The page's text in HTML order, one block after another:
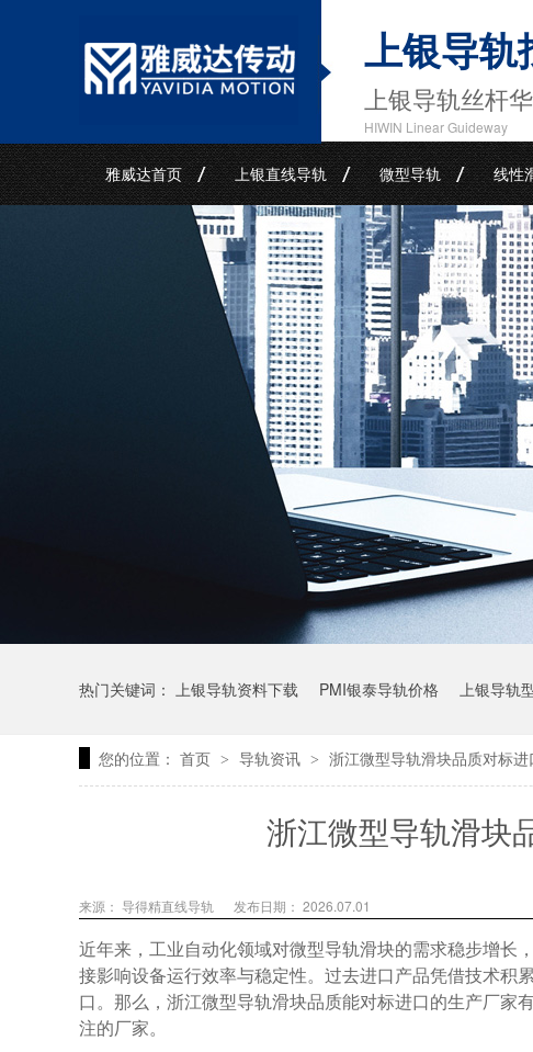
上银导轨
上银导轨丝杆
HIWIN Linear Guideway
雅威达首页 上银直线导轨 微型导轨 线性
热门关键词： 上银导轨资料下载 PMI银泰导轨价格 上银导轨
您的位置： 首页 > 导轨资讯 > 浙江微型导轨滑块品质对标
浙江微型导轨滑块
来源： 导得精直线导轨 发布日期： 2026.07.01
近年来，工业自动化领域对微型导轨滑块的需求稳步增长
接影响设备运行效率与稳定性。过去进口产品凭借技术积
口。那么，浙江微型导轨滑块品质能对标进口的生产厂家
注的厂家。